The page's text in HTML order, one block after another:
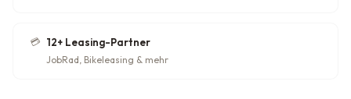
💳 12+ Leasing-Partner
JobRad, Bikeleasing & mehr